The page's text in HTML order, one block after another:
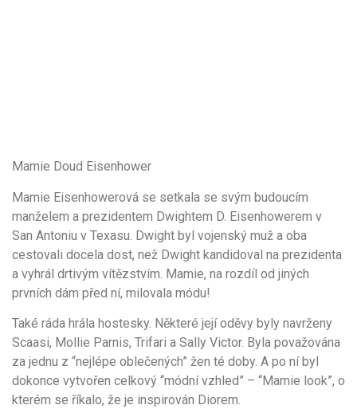
Mamie Doud Eisenhower
Mamie Eisenhowerová se setkala se svým budoucím
manželem a prezidentem Dwightem D. Eisenhowerem v
San Antoniu v Texasu. Dwight byl vojenský muž a oba
cestovali docela dost, než Dwight kandidoval na prezidenta
a vyhrál drtivým vítězstvím. Mamie, na rozdíl od jiných
prvních dám před ní, milovala módu!
Také ráda hrála hostesky. Některé její oděvy byly navrženy
Scaasi, Mollie Parnis, Trifari a Sally Victor. Byla považována
za jednu z “nejlépe oblečených” žen té doby. A po ní byl
dokonce vytvořen celkový “módní vzhled” – “Mamie look”, o
kterém se říkalo, že je inspirován Diorem.